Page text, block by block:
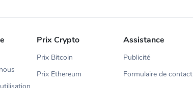
Prix Crypto
Prix Bitcoin
Prix Ethereum
Assistance
Publicité
Formulaire de contact